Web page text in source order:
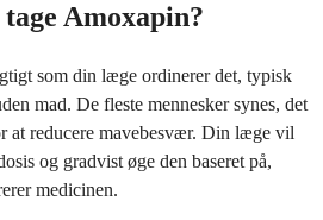
Amoxapin?
som din læge ordinerer det, typisk
mad. De fleste mennesker synes, det
at reducere mavebesvær. Din læge vil
og gradvist øge den baseret på,
medicinen.